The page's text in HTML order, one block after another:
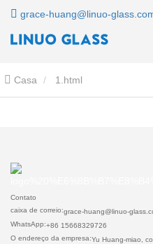
grace-huang@linuo-
Casa 1.html
Contato
caixa de correio:grace-huang@linuo-
WhatsApp:+86 15668329726
O endereço da empresa:Yu Huang-miao,